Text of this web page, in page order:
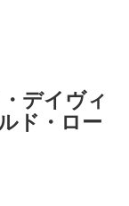
デイヴィ
ド・ロー